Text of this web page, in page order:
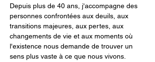
Depuis plus de 40 ans, j'accompagne des
personnes confrontées aux deuils, aux
transitions majeures, aux pertes, aux
changements de vie et aux moments où
l'existence nous demande de trouver un
sens plus vaste à ce que nous vivons.